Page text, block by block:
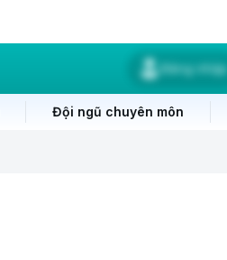
Đăng nhập
Đội ngũ chuyên môn